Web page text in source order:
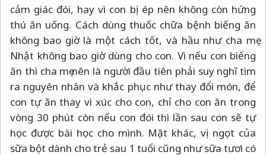
cảm giác đói, hay vì con bị ép nên không còn hứng
thú ăn uống. Cách dùng thuốc chữa bệnh biếng ăn
không bao giờ là một cách tốt, và hầu như cha mẹ
Nhật không bao giờ dùng cho con. Vì nếu con biếng
ăn thì cha mẹ nên là người đầu tiên phải suy nghĩ tìm
ra nguyên nhân và khắc phục như thay đổi món, để
con tự ăn thay vì xúc cho con, chỉ cho con ăn trong
vòng 30 phút còn nếu con đói thì lần sau con sẽ tự
học được bài học cho mình. Mặt khác, vị ngọt của
sữa bột dành cho trẻ sau 1 tuổi cũng như sữa tươi có